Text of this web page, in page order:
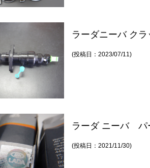
ラーダニーバ ク
(投稿日：2023/07/11)
ラーダ ニーバ
(投稿日：2021/11/30)